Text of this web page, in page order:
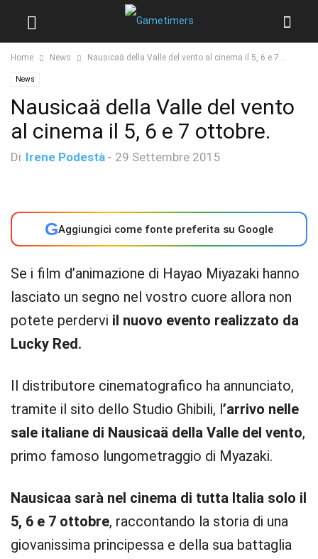
Home News Nausicaä della Valle del vento al cinema il 5, 6 e 7...
News
Nausicaä della Valle del vento
al cinema il 5, 6 e 7 ottobre.
Di Irene Podestà - 29 Settembre 2015
GAggiungici come fonte preferita su Google
Se i film d’animazione di Hayao Miyazaki hanno
lasciato un segno nel vostro cuore allora non
potete perdervi il nuovo evento realizzato da
Lucky Red.
Il distributore cinematografico ha annunciato,
tramite il sito dello Studio Ghibili, l’arrivo nelle
sale italiane di Nausicaä della Valle del vento,
primo famoso lungometraggio di Myazaki.
Nausicaa sarà nel cinema di tutta Italia solo il
5, 6 e 7 ottobre, raccontando la storia di una
giovanissima principessa e della sua battaglia